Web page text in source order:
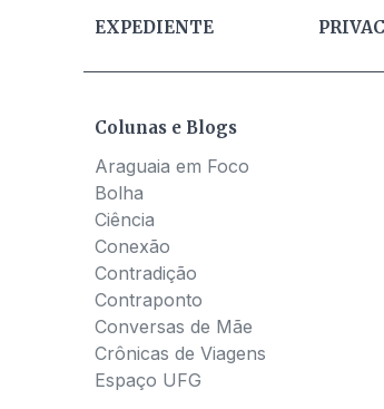
EXPEDIENTE
Colunas e Blogs
Araguaia em Foco
Bolha
Ciência
Conexão
Contradição
Contraponto
Conversas de Mãe
Crônicas de Viagens
Espaço UFG